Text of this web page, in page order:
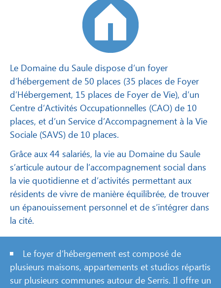
Le Domaine du Saule dispose d’un foyer
d’hébergement de 50 places (35 places de Foyer
d’Hébergement, 15 places de Foyer de Vie), d’un
Centre d’Activités Occupationnelles (CAO) de 10
places, et d’un Service d’Accompagnement à la Vie
Sociale (SAVS) de 10 places.
Grâce aux 44 salariés, la vie au Domaine du Saule
s’articule autour de l’accompagnement social dans
la vie quotidienne et d’activités permettant aux
résidents de vivre de manière équilibrée, de trouver
un épanouissement personnel et de s’intégrer dans
la cité.